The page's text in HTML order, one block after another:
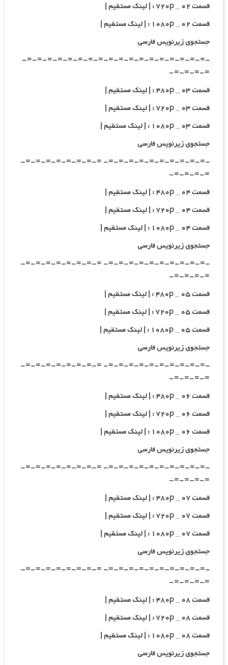
قسمت ۰۲ _ ۷۲۰p : | لینک مستقیم |
قسمت ۰۲ _ ۱۰۸۰p : | لینک مستقیم |
جستجوی زیرنویس فارسی
-=-=-=-=-=-=-=-=-=-=-=-=-=-=-=-=-=-=-
=-=-=-=-
قسمت ۰۳ _ ۴۸۰p : | لینک مستقیم |
قسمت ۰۳ _ ۷۲۰p : | لینک مستقیم |
قسمت ۰۳ _ ۱۰۸۰p : | لینک مستقیم |
جستجوی زیرنویس فارسی
-=-=-=-=-=-=-=-=-=-=- =-=-=-=-=-=-=-=-
=-=-=-=-
قسمت ۰۴ _ ۴۸۰p : | لینک مستقیم |
قسمت ۰۴ _ ۷۲۰p : | لینک مستقیم |
قسمت ۰۴ _ ۱۰۸۰p : | لینک مستقیم |
جستجوی زیرنویس فارسی
-=-=-=-=-=-=-=-=-=-=- =-=-=-=-=-=-=-=-
=-=-=-=-
قسمت ۰۵ _ ۴۸۰p : | لینک مستقیم |
قسمت ۰۵ _ ۷۲۰p : | لینک مستقیم |
قسمت ۰۵ _ ۱۰۸۰p : | لینک مستقیم |
جستجوی زیرنویس فارسی
-=-=-=-=-=-=-=-=-=-=- =-=-=-=-=-=-=-=-
=-=-=-=-
قسمت ۰۶ _ ۴۸۰p : | لینک مستقیم |
قسمت ۰۶ _ ۷۲۰p : | لینک مستقیم |
قسمت ۰۶ _ ۱۰۸۰p : | لینک مستقیم |
جستجوی زیرنویس فارسی
-=-=-=-=-=-=-=-=-=-=- =-=-=-=-=-=-=-=-
=-=-=-=-
قسمت ۰۷ _ ۴۸۰p : | لینک مستقیم |
قسمت ۰۷ _ ۷۲۰p : | لینک مستقیم |
قسمت ۰۷ _ ۱۰۸۰p : | لینک مستقیم |
جستجوی زیرنویس فارسی
-=-=-=-=-=-=-=-=-=-=- =-=-=-=-=-=-=-=-
=-=-=-=-
قسمت ۰۸ _ ۴۸۰p : | لینک مستقیم |
قسمت ۰۸ _ ۷۲۰p : | لینک مستقیم |
قسمت ۰۸ _ ۱۰۸۰p : | لینک مستقیم |
جستجوی زیرنویس فارسی